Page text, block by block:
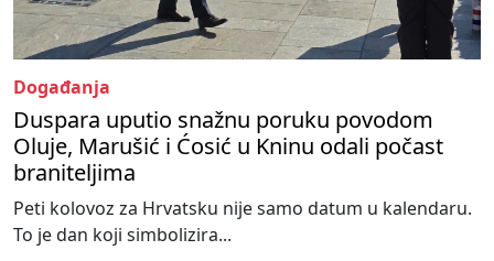
Događanja
Duspara uputio snažnu poruku povodom
Oluje, Marušić i Ćosić u Kninu odali počast
braniteljima
Peti kolovoz za Hrvatsku nije samo datum u kalendaru.
To je dan koji simbolizira...